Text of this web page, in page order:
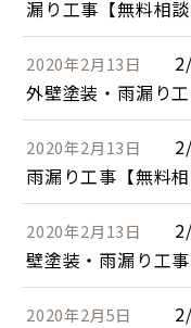
漏り工事【無料相談
2020年2月13日
外壁塗装・雨漏り
2020年2月13日
雨漏り工事【無料相
2020年2月13日
壁塗装・雨漏り工事
2020年2月5日